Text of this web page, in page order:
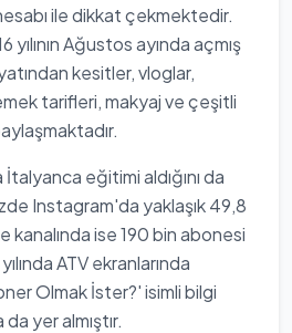
ile dikkat çekmektedir.
yılının Ağustos ayında açmış
kesitler, vloglar,
tarifleri, makyaj ve çeşitli
eğitimi aldığını da
Instagram'da yaklaşık 49,8
kanalında ise 190 bin abonesi
ATV ekranlarında
Olmak İster?' isimli bilgi
yer almıştır.